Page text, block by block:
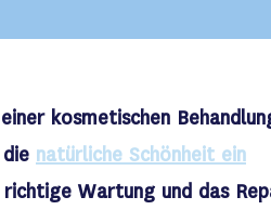
kosmetischen
natürliche Schönheit ein
Wartung und das